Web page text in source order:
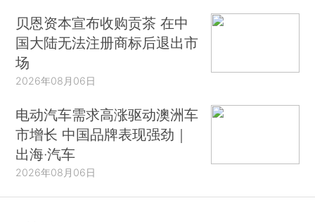
贝恩资本宣布收购贡茶 在中
国大陆无法注册商标后退出市
场
2026年08月06日
电动汽车需求高涨驱动澳洲车
市增长 中国品牌表现强劲｜
出海·汽车
2026年08月06日